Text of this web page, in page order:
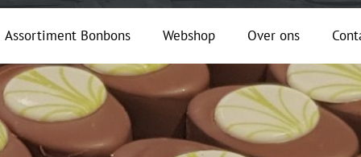
Assortiment Bonbons Webshop Over ons